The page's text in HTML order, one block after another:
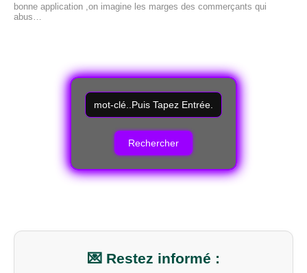
bonne application ,on imagine les marges des commerçants qui
abus…
R
e
c
m
o
💌 Restez informé :